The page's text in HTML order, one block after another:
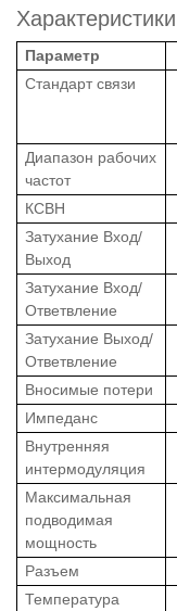
Характеристики
Параметр
Стандарт связи
Диапазон рабочих
частот
КСВН
Затухание Вход/
Выход
Затухание Вход/
Ответвление
Затухание Выход/
Ответвление
Вносимые потери
Импеданс
Внутренняя
интермодуляция
Максимальная
подводимая
мощность
Разъем
Температура